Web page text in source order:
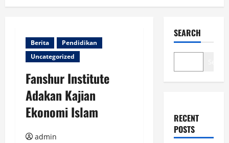
Berita
Pendidikan
Uncategorized
Fanshur Institute
Adakan Kajian
Ekonomi Islam
admin
SEARCH
RECENT
POSTS